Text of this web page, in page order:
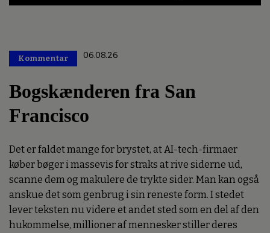
Kommentar 06.08.26
Bogskænderen fra San
Francisco
Det er faldet mange for brystet, at AI-tech-firmaer
køber bøger i massevis for straks at rive siderne ud,
scanne dem og makulere de trykte sider. Man kan også
anskue det som genbrug i sin reneste form. I stedet
lever teksten nu videre et andet sted som en del af den
hukommelse, millioner af mennesker stiller deres